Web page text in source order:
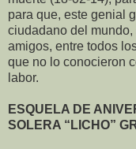
para que, este genial
ciudadano del
amigos, entre todos
que no lo conocieron
labor.
ESQUELA DE
SOLERA “LICHO”